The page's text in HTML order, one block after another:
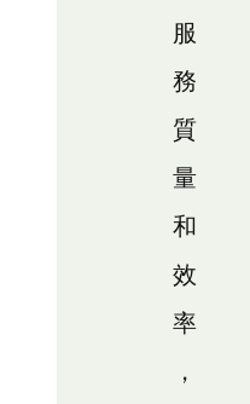
服
務
質
量
和
效
率
，